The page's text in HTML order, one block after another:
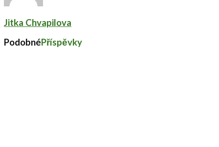
Jitka Chvapilova
PodobnéPříspěvky